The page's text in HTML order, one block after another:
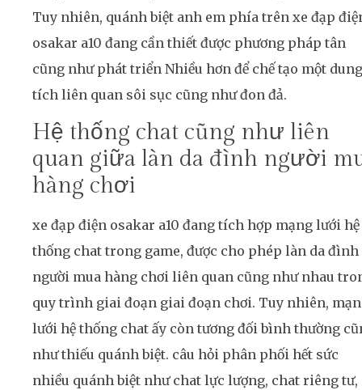
Tuy nhiên, quánh biệt anh em phía trên xe đạp
osakar a10 đang cần thiết được phương pháp tân
cũng như phát triển Nhiều hơn để chế tạo một dung
tích liên quan sôi sục cũng như đon đả.
Hệ thống chat cũng như liên
quan giữa làn da đình người
hàng chơi
xe đạp điện osakar a10 đang tích hợp mạng lưới hệ
thống chat trong game, được cho phép làn da đình
người mua hàng chơi liên quan cũng như nhau
quy trình giai đoạn giai đoạn chơi. Tuy nhiên,
lưới hệ thống chat ấy còn tương đối bình thường
như thiếu quánh biệt. câu hỏi phân phối hết sức
nhiều quánh biệt như chat lực lượng, chat riêng tư,